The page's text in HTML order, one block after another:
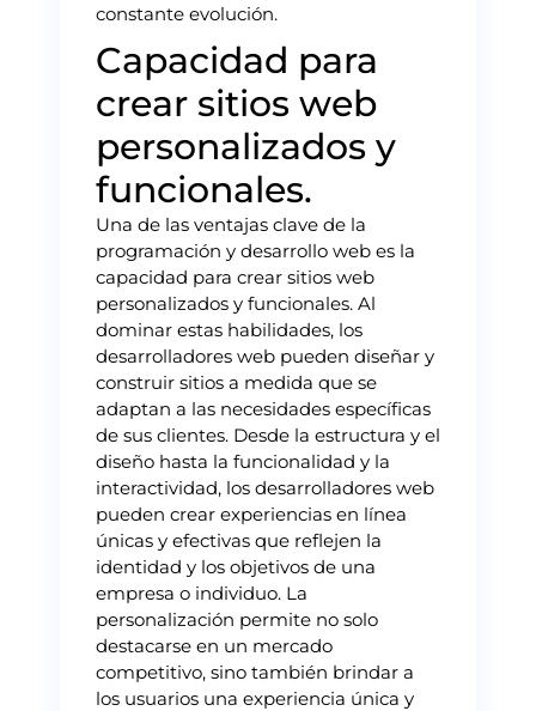
constante evolución.
Capacidad para
crear sitios web
personalizados y
funcionales.
Una de las ventajas clave de la
programación y desarrollo web es la
capacidad para crear sitios web
personalizados y funcionales. Al
dominar estas habilidades, los
desarrolladores web pueden diseñar y
construir sitios a medida que se
adaptan a las necesidades específicas
de sus clientes. Desde la estructura y el
diseño hasta la funcionalidad y la
interactividad, los desarrolladores web
pueden crear experiencias en línea
únicas y efectivas que reflejen la
identidad y los objetivos de una
empresa o individuo. La
personalización permite no solo
destacarse en un mercado
competitivo, sino también brindar a
los usuarios una experiencia única y